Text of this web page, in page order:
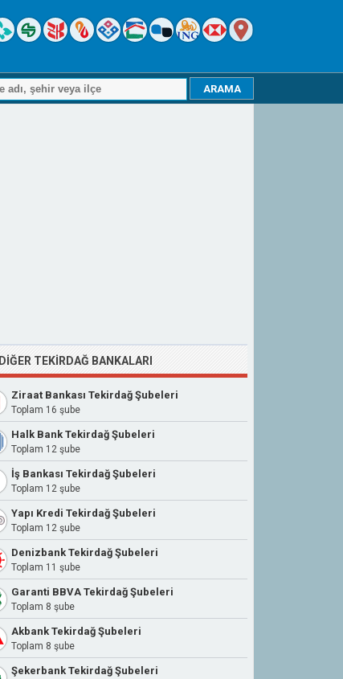
DIĞER TEKIRDAĞ BANKALARI
Ziraat Bankası Tekirdağ Şubeleri
Toplam 16 şube
Halk Bank Tekirdağ Şubeleri
Toplam 12 şube
İş Bankası Tekirdağ Şubeleri
Toplam 12 şube
Yapı Kredi Tekirdağ Şubeleri
Toplam 12 şube
Denizbank Tekirdağ Şubeleri
Toplam 11 şube
Garanti BBVA Tekirdağ Şubeleri
Toplam 8 şube
Akbank Tekirdağ Şubeleri
Toplam 8 şube
Şekerbank Tekirdağ Şubeleri